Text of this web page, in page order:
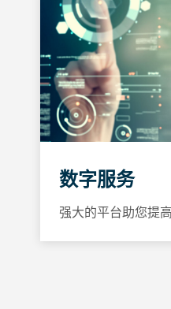
数字服务
强大的平台助您提